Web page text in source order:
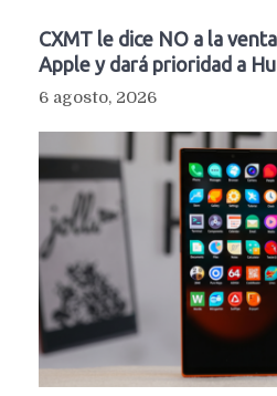
CXMT le dice NO a la
Apple y dará prioridad a
6 agosto, 2026